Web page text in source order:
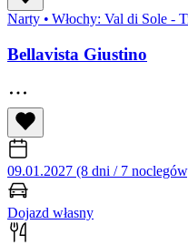
Narty • Włochy: Val di Sole -
Bellavista Giustino
09.01.2027 (8 dni / 7
Dojazd własny